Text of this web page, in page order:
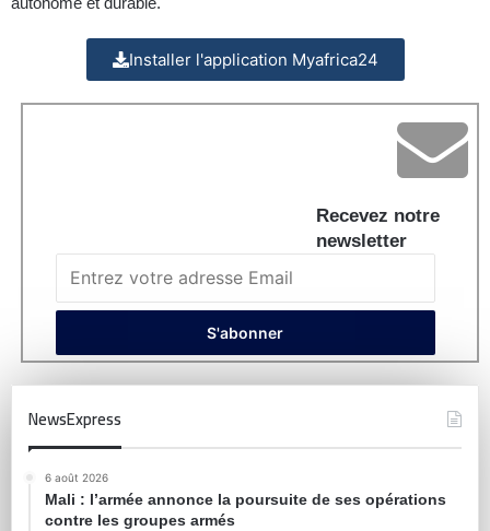
Installer l'application Myafrica24
Recevez notre
newsletter
NewsExpress
6 août 2026
Mali : l’armée annonce la poursuite de ses opérations
contre les groupes armés